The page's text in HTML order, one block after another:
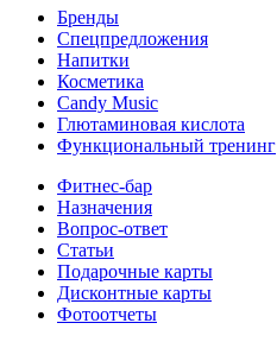
Бренды
Спецпредложения
Напитки
Косметика
Candy Music
Глютаминовая кислота
Функциональный тренинг
Фитнес-бар
Назначения
Вопрос-ответ
Статьи
Подарочные карты
Дисконтные карты
Фотоотчеты